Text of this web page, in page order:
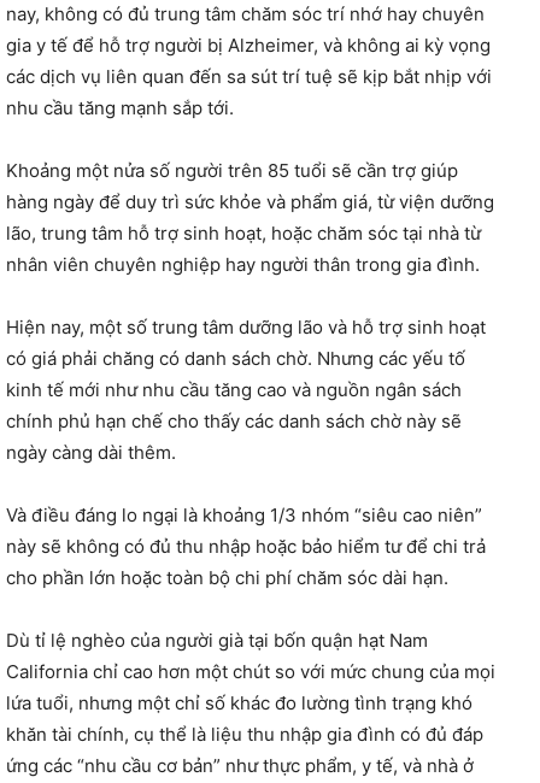
nay, không có đủ trung tâm chăm sóc trí nhớ hay chuyên
gia y tế để hỗ trợ người bị Alzheimer, và không ai kỳ vọng
các dịch vụ liên quan đến sa sút trí tuệ sẽ kịp bắt nhịp với
nhu cầu tăng mạnh sắp tới.
Khoảng một nửa số người trên 85 tuổi sẽ cần trợ giúp
hàng ngày để duy trì sức khỏe và phẩm giá, từ viện dưỡng
lão, trung tâm hỗ trợ sinh hoạt, hoặc chăm sóc tại nhà từ
nhân viên chuyên nghiệp hay người thân trong gia đình.
Hiện nay, một số trung tâm dưỡng lão và hỗ trợ sinh hoạt
có giá phải chăng có danh sách chờ. Nhưng các yếu tố
kinh tế mới như nhu cầu tăng cao và nguồn ngân sách
chính phủ hạn chế cho thấy các danh sách chờ này sẽ
ngày càng dài thêm.
Và điều đáng lo ngại là khoảng 1/3 nhóm “siêu cao niên”
này sẽ không có đủ thu nhập hoặc bảo hiểm tư để chi trả
cho phần lớn hoặc toàn bộ chi phí chăm sóc dài hạn.
Dù tỉ lệ nghèo của người già tại bốn quận hạt Nam
California chỉ cao hơn một chút so với mức chung của mọi
lứa tuổi, nhưng một chỉ số khác đo lường tình trạng khó
khăn tài chính, cụ thể là liệu thu nhập gia đình có đủ đáp
ứng các “nhu cầu cơ bản” như thực phẩm, y tế, và nhà ở